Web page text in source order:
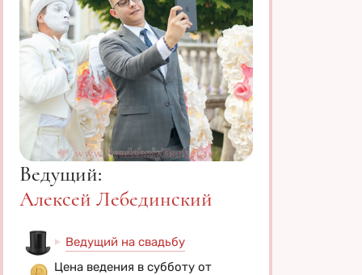
Ведущий:
Алексей Лебединский
Ведущий на свадьбу
Цена ведения в субботу от